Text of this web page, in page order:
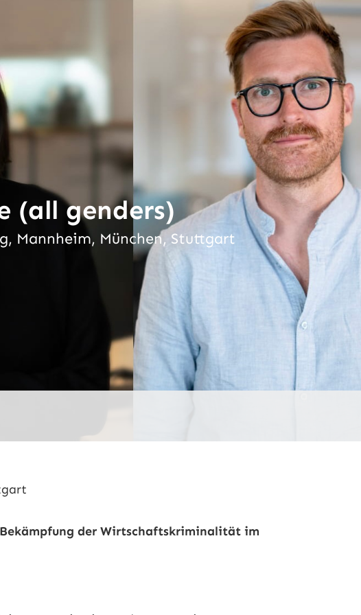
(all genders)
Mannheim, München, Stuttgart
der Wirtschaftskriminalität im